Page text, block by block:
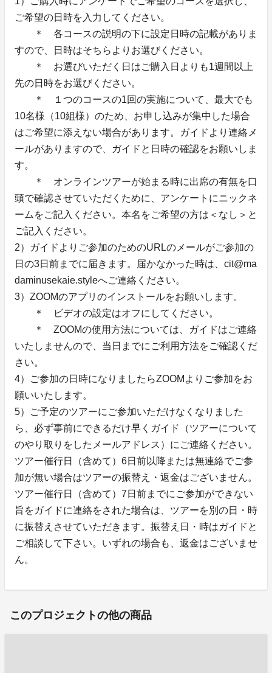
ご希望の日時を入力してください。
＊ 各コースの説明の下に設定日時の記載がありま
すので、日時はそちらよりお選びください。
＊ お選びいただく日はご購入日よりも1週間以上
先の日時をお選びください。
＊ １つのコースの1回の実施について、最大でも
10名様（10組様）のため、お申し込みが集中した場合
はご希望に添えない場合があります。ガイドより連絡メ
ールがありますので、ガイドと日時の確認をお願いしま
す。
＊ オンラインツアーが始まる時に出席の有無を口
頭で確認させていただくために、アンケートにニックネ
ームをご記入ください。本名をご希望の方は＜なし＞と
ご記入ください。
2）ガイドよりご参加のためのURLのメールがご参加の
日の3日前までに届きます。届かなかった時は、cit@ma
daminusekaie.styleへご連絡ください。
3）ZOOMのアプリのインストールをお願いします。
＊ ビデオの設定はオフにしてください。
＊ ZOOMの使用方法については、ガイドはご連絡
いたしませんので、当日までにご利用方法をご確認くだ
さい。
4）ご参加の日時になりましたらZOOMよりご参加をお
願いいたします。
5）ご予定のツアーにご参加いただけなくなりました
ら、必ず事前にできるだけ早くガイド（ツアーについて
のやり取りをしたメールアドレス）にご連絡ください。
ツアー催行日（含めて）6日前以降または無連絡でご参
加が無い場合はツアーの振替え・返金はございません。
ツアー催行日（含めて）7日前までにご参加ができない
旨をガイドに連絡をされた場合は、ツアーを別の日・時
に振替えさせていただきます。振替え日・時はガイドと
ご相談して下さい。いずれの場合も、返金はございませ
ん。
このプロジェクトの他の商品